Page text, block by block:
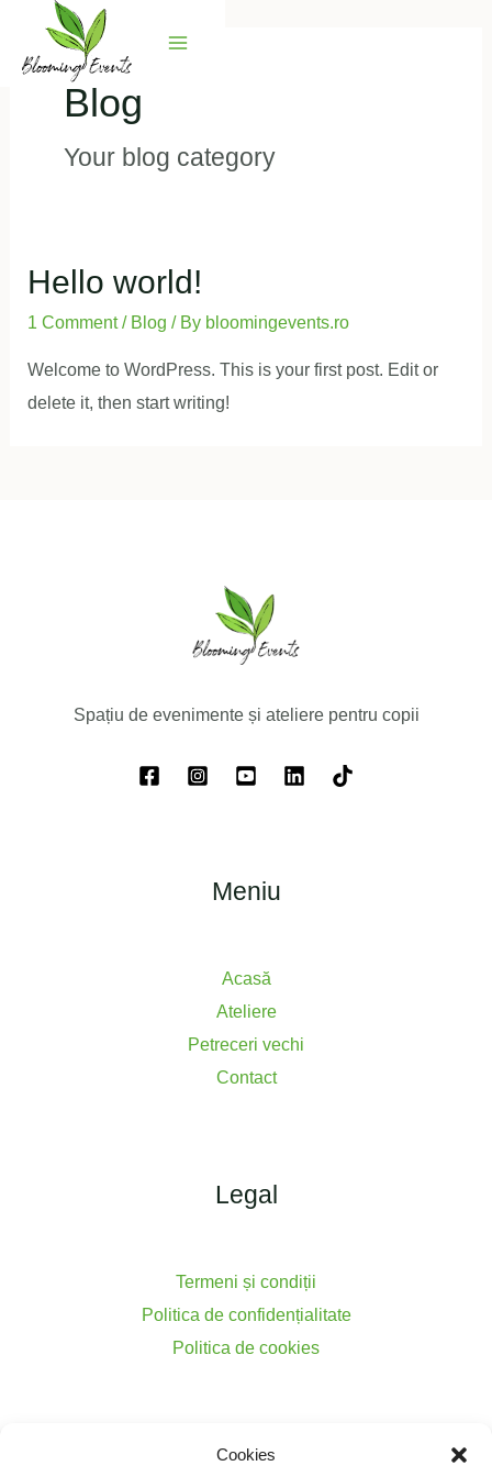
Cookies
content
Blog
Your blog category
Hello world!
1 Comment / Blog / By bloomingevents.ro
Welcome to WordPress. This is your first post. Edit or
delete it, then start writing!
Spațiu de evenimente și ateliere pentru copii
Meniu
Acasă
Ateliere
Petreceri vechi
Contact
Legal
Termeni și condiții
Politica de confidențialitate
Politica de cookies
Contact